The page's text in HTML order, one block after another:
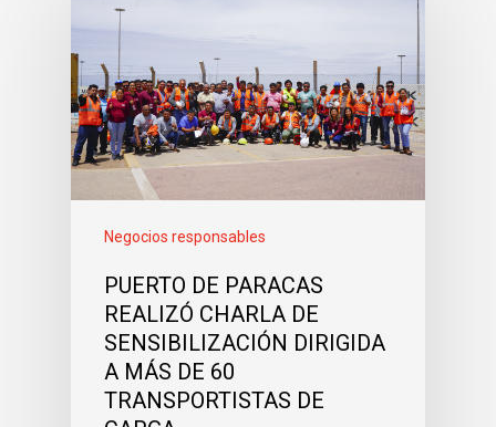
Negocios responsables
PUERTO DE PARACAS
REALIZÓ CHARLA DE
SENSIBILIZACIÓN DIRIGIDA
A MÁS DE 60
TRANSPORTISTAS DE